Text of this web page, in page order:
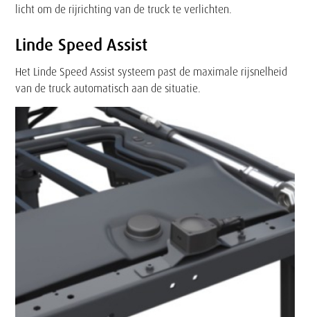
licht om de rijrichting van de truck te verlichten.
Linde Speed Assist
Het Linde Speed Assist systeem past de maximale rijsnelheid
van de truck automatisch aan de situatie.